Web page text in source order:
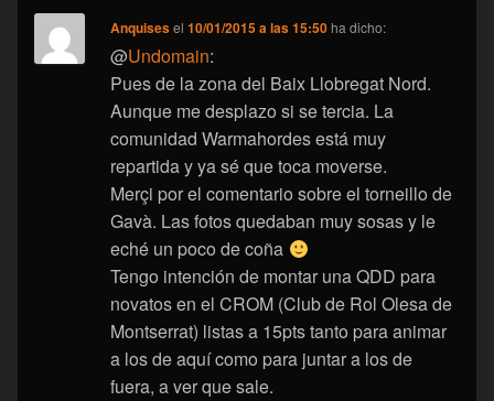
Anquisesel10/01/2015 a las 15:50 ha dicho:
@Undomain:
Pues de la zona del Baix Llobregat Nord.
Aunque me desplazo si se tercia. La
comunidad Warmahordes está muy
repartida y ya sé que toca moverse.
Merçi por el comentario sobre el torneillo de
Gavà. Las fotos quedaban muy sosas y le
eché un poco de coña
Tengo intención de montar una QDD para
novatos en el CROM (Club de Rol Olesa de
Montserrat) listas a 15pts tanto para animar
a los de aquí como para juntar a los de
fuera, a ver que sale.